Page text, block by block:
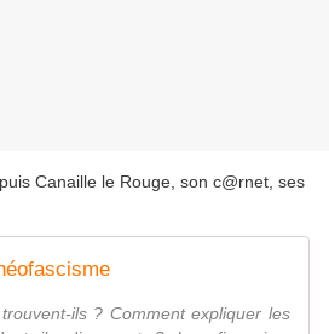
Canaille le Rouge, son c@rnet, ses
ils ? Comment expliquer les